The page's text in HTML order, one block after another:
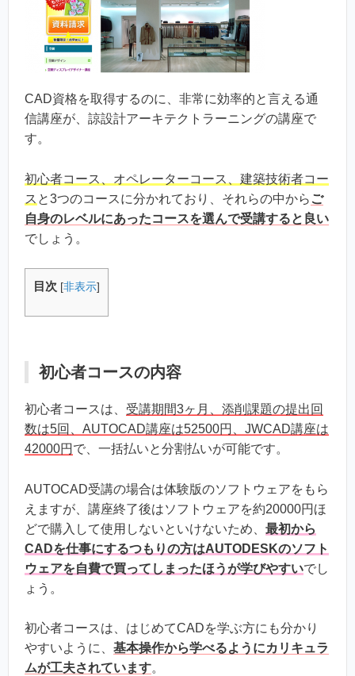
CAD資格を取得するのに、非常に効率的と言える通
信講座が、諒設計アーキテクトラーニングの講座で
す。
初心者コース、オペレーターコース、建築技術者コー
ス と3つのコースに分かれており、それらの中から ご
自身のレベルにあったコースを選んで受講すると良い
でしょう。
目次 [非表示]
初心者コースの内容
初心者コースは、 受講期間3ヶ月、添削課題の提出回
数は5回、AUTOCAD講座は52500円、JWCAD講座は
42000円 で、一括払いと分割払いが可能です。
AUTOCAD受講の場合は体験版のソフトウェアをもら
えますが、講座終了後はソフトウェアを約20000円ほ
どで購入して使用しないといけないため、 最初から
CADを仕事にするつもりの方はAUTODESKのソフト
ウェアを自費で買ってしまったほうが学びやすいでし
ょう。
初心者コースは、はじめてCADを学ぶ方にも分かり
やすいように、 基本操作から学べるようにカリキュラ
ムが工夫されています。